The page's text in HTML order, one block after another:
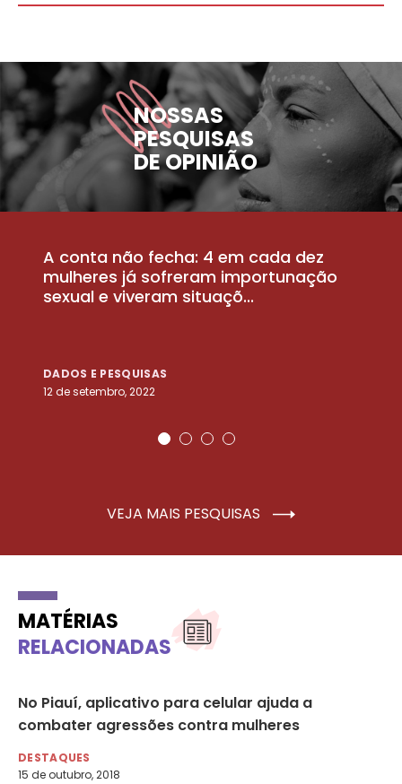
NOSSAS
PESQUISAS
DE OPINIÃO
A conta não fecha: 4 em cada dez
mulheres já sofreram importunação
sexual e viveram situaçõ...
DADOS E PESQUISAS
12 de setembro, 2022
VEJA MAIS PESQUISAS
MATÉRIAS
RELACIONADAS
No Piauí, aplicativo para celular ajuda a
combater agressões contra mulheres
DESTAQUES
15 de outubro, 2018